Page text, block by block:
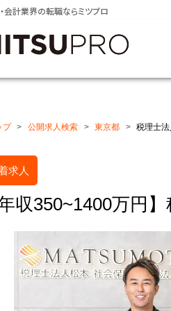
会計業界の転職ならミツプロ
プ 公開求人検索 東京都 税理士
求人
年収350~1400万円